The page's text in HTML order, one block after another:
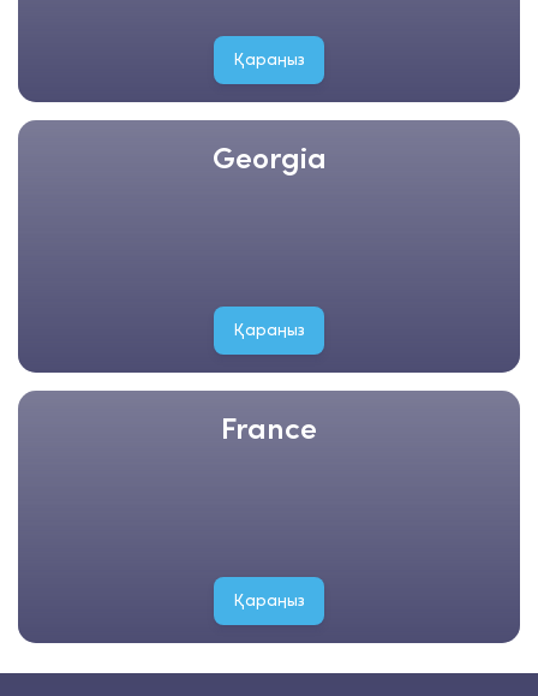
Қараңыз
Georgia
Қараңыз
France
Қараңыз